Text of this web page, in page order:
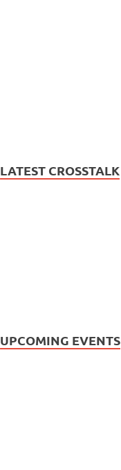
LATEST CROSSTALK
UPCOMING EVENTS